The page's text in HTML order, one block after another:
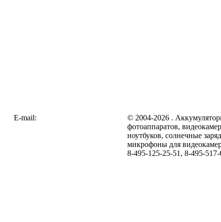
E-mail:
© 2004-2026 .
фотоаппаратов,
ноутбуков, солнечные
микрофоны для
8-495-125-25-51, 8-495-